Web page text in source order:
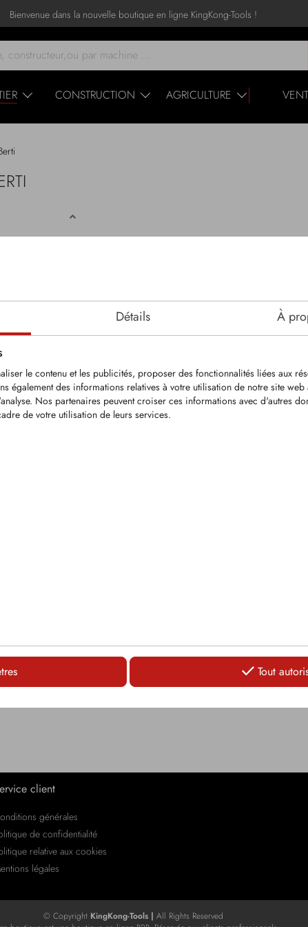
Détails
À
le contenu et les publicités, proposer des fonctionnalités liées aux
également des informations relatives à votre utilisation de notre site
Nos partenaires peuvent croiser ces informations avec d'autres
de votre utilisation de leurs services.
Tout
Bienvenue dans la nouvelle boutique en ligne KingKong-Tools !
CONSTRUCTION AGRICULTURE
client
générales
de confidentialité
relative aux cookies
légales
© Copyright KingKong-Tools | All Rights Reserved